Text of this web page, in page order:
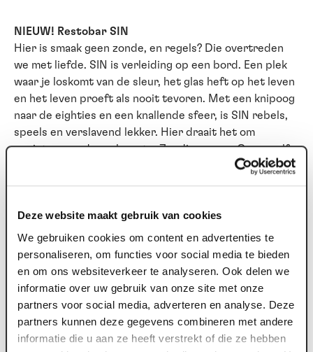
Deze website maakt gebruik van cookies
We gebruiken cookies om content en advertenties te
personaliseren, om functies voor social media te bieden
en om ons websiteverkeer te analyseren. Ook delen we
informatie over uw gebruik van onze site met onze
partners voor social media, adverteren en analyse. Deze
partners kunnen deze gegevens combineren met andere
informatie die u aan ze heeft verstrekt of die ze hebben
NIEUW! Restobar SIN
Hier is smaak geen zonde, en regels? Die overtreden
we met liefde. SIN is verleiding op een bord. Een plek
waar je loskomt van de sleur, het glas heft op het leven
en het leven proeft als nooit tevoren. Met een knipoog
naar de eighties en een knallende sfeer, is SIN rebels,
speels en verslavend lekker. Hier draait het om
genieten, zonder schaamte. Zondigen mag. Graag zelfs.
Begin bij SIN
show (of juist erna) schuif je bij SIN aan voor een tafel
vol gerechten om te delen. Een diner zonder
keuzestress dus. Spannend, verrassend en vooral veel
te lekker om voor jezelf te houden.
Geen brave driegangen, maar een parade van smaken
waar je samen doorheen mag zondigen. Begin bij SIN is
een mix van koude en warme gerechten om te delen.